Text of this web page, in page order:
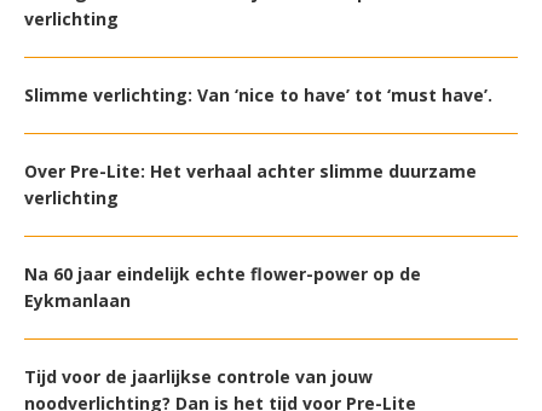
verlichting
Slimme verlichting: Van ‘nice to have’ tot ‘must have’.
Over Pre-Lite: Het verhaal achter slimme duurzame
verlichting
Na 60 jaar eindelijk echte flower-power op de
Eykmanlaan
Tijd voor de jaarlijkse controle van jouw
noodverlichting? Dan is het tijd voor Pre-Lite